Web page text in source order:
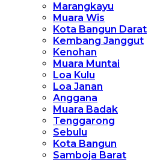
Marangkayu
Muara Wis
Kota Bangun Darat
Kembang Janggut
Kenohan
Muara Muntai
Loa Kulu
Loa Janan
Anggana
Muara Badak
Tenggarong
Sebulu
Kota Bangun
Samboja Barat